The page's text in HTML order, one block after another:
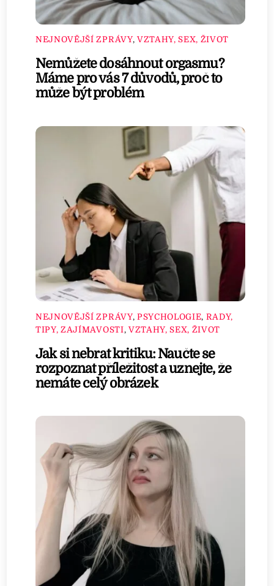
NEJNOVĚJŠÍ ZPRÁVY, VZTAHY, SEX, ŽIVOT
Nemůžete dosáhnout orgasmu?
Máme pro vás 7 důvodů, proč to
může být problém
NEJNOVĚJŠÍ ZPRÁVY, PSYCHOLOGIE, RADY,
TIPY, ZAJÍMAVOSTI, VZTAHY, SEX, ŽIVOT
Jak si nebrat kritiku: Naučte se
rozpoznat příležitost a uznejte, že
nemáte celý obrázek